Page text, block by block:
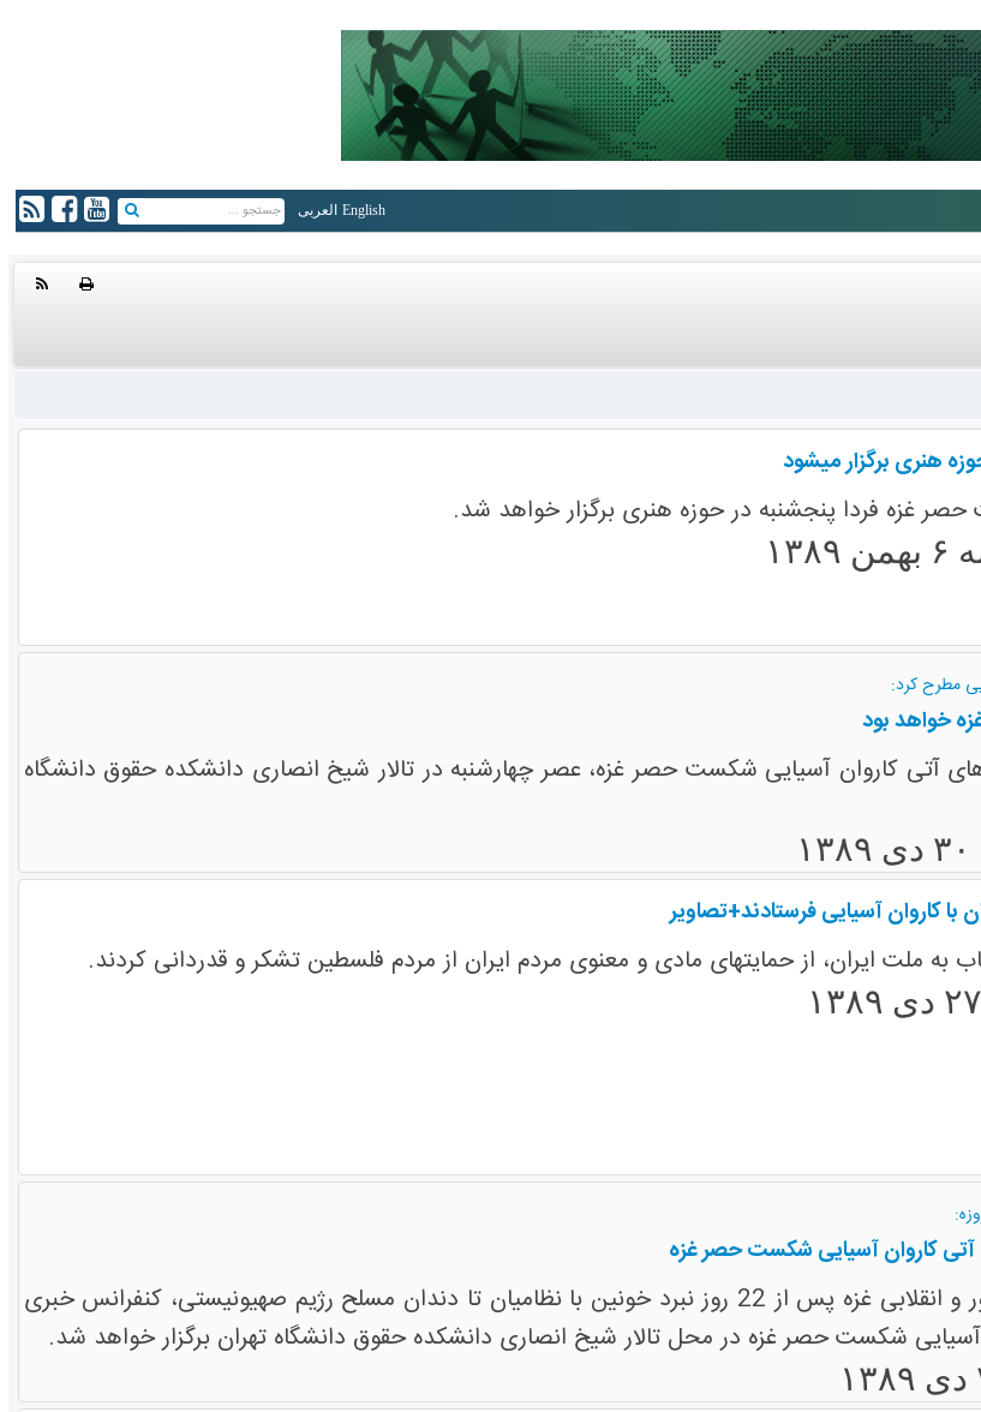
English العربی
هنری برگزار میشود
غزه فردا پنجشنبه در حوزه هنری برگزار خواهد شد.
مطرح کرد:
خواهد بود
آتی کاروان آسیایی شکست حصر غزه، عصر چهارشنبه در تالار شیخ انصاری دانشکده حقوق دانشگاه
با کاروان آسیایی فرستادند+تصاویر
به ملت ایران، از حمایتهای مادی و معنوی مردم ایران از مردم فلسطین تشکر و قدردانی کردند.
آتی کاروان آسیایی شکست حصر غزه
همزمان با سالروز پیروزی مردم غیور و انقلابی غزه پس از 22 روز نبرد خونین با نظامیان تا دندان مسلح رژیم صهیونیستی، کنفرانس خبری
آسیایی شکست حصر غزه در محل تالار شیخ انصاری دانشکده حقوق دانشگاه تهران برگزار خواهد شد.